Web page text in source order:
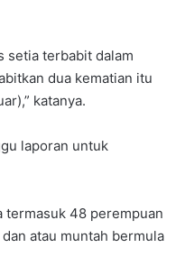
setia terbabit dalam
dua kematian itu
katanya.
laporan untuk
termasuk 48 perempuan
atau muntah bermula